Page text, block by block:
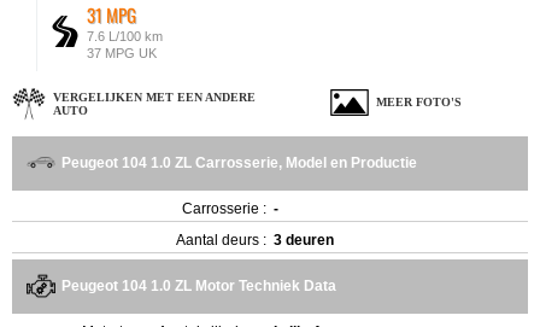
31 MPG
7.6 L/100 km
37 MPG UK
VERGELIJKEN MET EEN ANDERE
AUTO
MEER FOTO'S
Peugeot 104 1.0 ZL Carrosserie, Model en Productie
Carrosserie : -
Aantal deurs : 3 deuren
Peugeot 104 1.0 ZL Motor Techniek Data